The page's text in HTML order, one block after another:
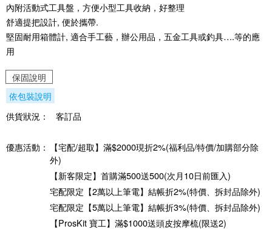
內附活動式工具盤，方便小型工具收納，好整理
舒適提把設計, 便於攜帶.
堅固耐用箱體計, 適合手工藝，辦公用品，五金工具或釣具….等的應
用
保固說明
依包裝說明
供貨狀況：
客訂品
優惠活動：
【宅配/超取】滿$2000現折2%(福利品/特價/加購部分除
外)
【新客限定】首購滿500送500(次月10日前匯入)
宅配限定【2萬以上筆電】結帳折2%(特價、拆封品除外)
宅配限定【5萬以上筆電】結帳折3%(特價、拆封品除外)
【ProsKit 寶工】滿$1000送頭皮按摩梳(限送2)